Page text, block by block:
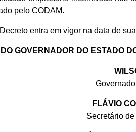
pelo CODAM.
entra em vigor na data de
GOVERNADOR DO ESTADO
FLÁVIO
Secretário